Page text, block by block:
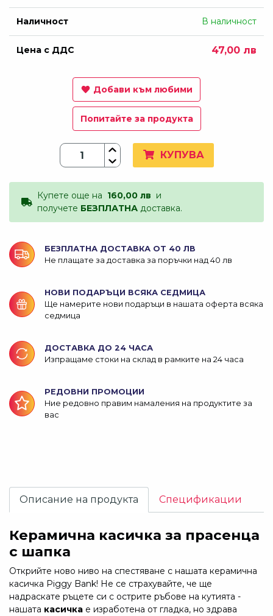
Наличност В наличност
Цена с ДДС 47,00 лв
Добави към любими
Попитайте за продукта
КУПУВА
Купете още на 160,00 лв и
получете БЕЗПЛАТНАдоставка.
БЕЗПЛАТНА ДОСТАВКА ОТ 40 ЛВ
Не плащате за доставка за поръчки над 40 лв
НОВИ ПОДАРЪЦИ ВСЯКА СЕДМИЦА
Ще намерите нови подаръци в нашата оферта всяка
седмица
ДОСТАВКА ДО 24 ЧАСА
Изпращаме стоки на склад в рамките на 24 часа
РЕДОВНИ ПРОМОЦИИ
Ние редовно правим намаления на продуктите за
вас
Описание на продукта Спецификации
Керамична касичка за прасенца
с шапка
Открийте ново ниво на спестяване с нашата керамична
касичка Piggy Bank! Не се страхувайте, че ще
надраскате ръцете си с острите ръбове на кутията -
нашата касичка е изработена от гладка, но здрава